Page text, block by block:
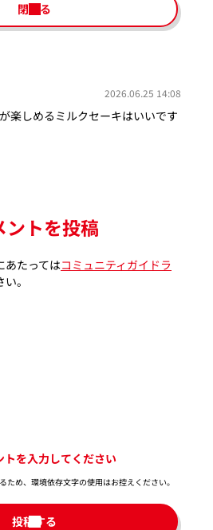
閉じる
2026.06.25 14:08
楽しめるミルクセーキはいいです
ントを投稿
あたってはコミュニティガイドラ
。
トを入力してください
め、環境依存文字の使用はお控えください。​
投稿する